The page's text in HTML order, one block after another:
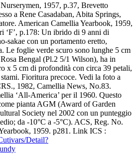
1957, p.37, Brevetto
a Rene Casadaban, Abita Springs,
American Camellia Yearbook, 1959,
‘F’, p.178: Un ibrido di 9 anni di
sakae con un portamento eretto,
Le foglie verde scuro sono lunghe 5 cm
Bengal (Pl.2 5/1 Wilson), ha in
x 5 cm di profondità con circa 39 petali,
Fioritura precoce. Vedi la foto a
1982, Camellia News, No.83.
‘All-America’ per il 1960. Questo
pianta AGM (Award of Garden
Society nel 2002 con un punteggio
da -10°C a -5°C). ACS, Reg. No.
1959. p281. Link ICS :
Detail?